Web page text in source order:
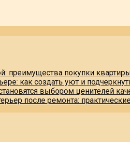
преимущества покупки
как создать уют и
выбором ценителей
после ремонта: